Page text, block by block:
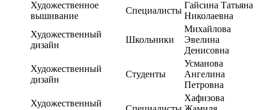
Художественное
вышивание
Специалисты
Гайсина Татьяна
Николаевна
Художественный
дизайн
Школьники
Михайлова
Эвелина
Денисовна
Художественный
дизайн
Студенты
Усманова
Ангелина
Петровна
Художественный
Хафизова